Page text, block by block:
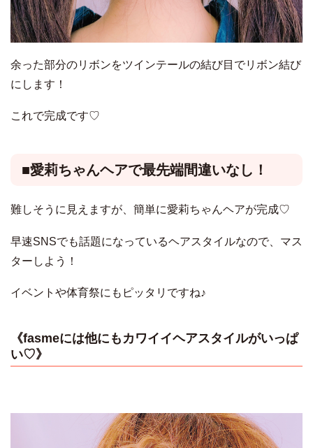
余った部分のリボンをツインテールの結び目でリボン結び
にします！
これで完成です♡
■愛莉ちゃんヘアで最先端間違いなし！
難しそうに見えますが、簡単に愛莉ちゃんヘアが完成♡
早速SNSでも話題になっているヘアスタイルなので、マス
ターしよう！
イベントや体育祭にもピッタリですね♪
《fasmeには他にもカワイイヘアスタイルがいっぱ
い♡》